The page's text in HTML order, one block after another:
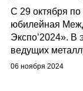
С 29 октября
юбилейная
Экспо’2024». В
ведущих
06 ноября 2024